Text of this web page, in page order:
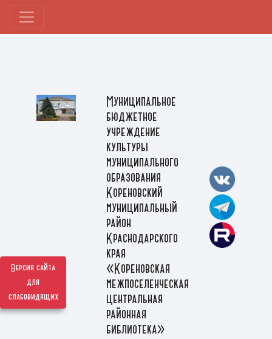
Версия сайта
для
слабовидящих
Муниципальное
бюджетное
учреждение
культуры
муниципального
образования
Кореновский
муниципальный
район
Краснодарского
края
«Кореновская
межпоселенческая
центральная
районная
библиотека»